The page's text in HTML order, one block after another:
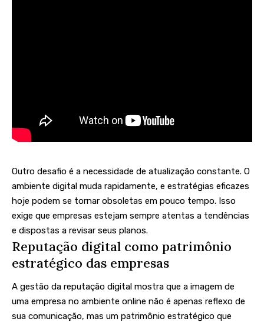
Outro desafio é a necessidade de atualização constante. O
ambiente digital muda rapidamente, e estratégias eficazes
hoje podem se tornar obsoletas em pouco tempo. Isso
exige que empresas estejam sempre atentas a tendências
e dispostas a revisar seus planos.
Reputação digital como patrimônio
estratégico das empresas
A gestão da reputação digital mostra que a imagem de
uma empresa no ambiente online não é apenas reflexo de
sua comunicação, mas um patrimônio estratégico que